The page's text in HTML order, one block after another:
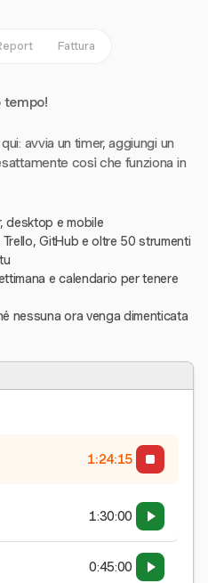
Fattura
avvia un timer, aggiungi un
così che funziona in
desktop e mobile
GitHub e oltre 50 strumenti
e calendario per tenere
nessuna ora venga dimenticata
1:24:15
1:30:00
0:45:00